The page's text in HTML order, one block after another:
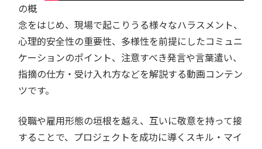
の概
念をはじめ、現場で起こりうる様々なハラスメント、
心理的安全性の重要性、多様性を前提にしたコミュニ
ケーションのポイント、注意すべき発言や言葉遣い、
指摘の仕方・受け入れ方などを解説する動画コンテン
ツです。
役職や雇用形態の垣根を越え、互いに敬意を持って接
することで、プロジェクトを成功に導くスキル・マイ